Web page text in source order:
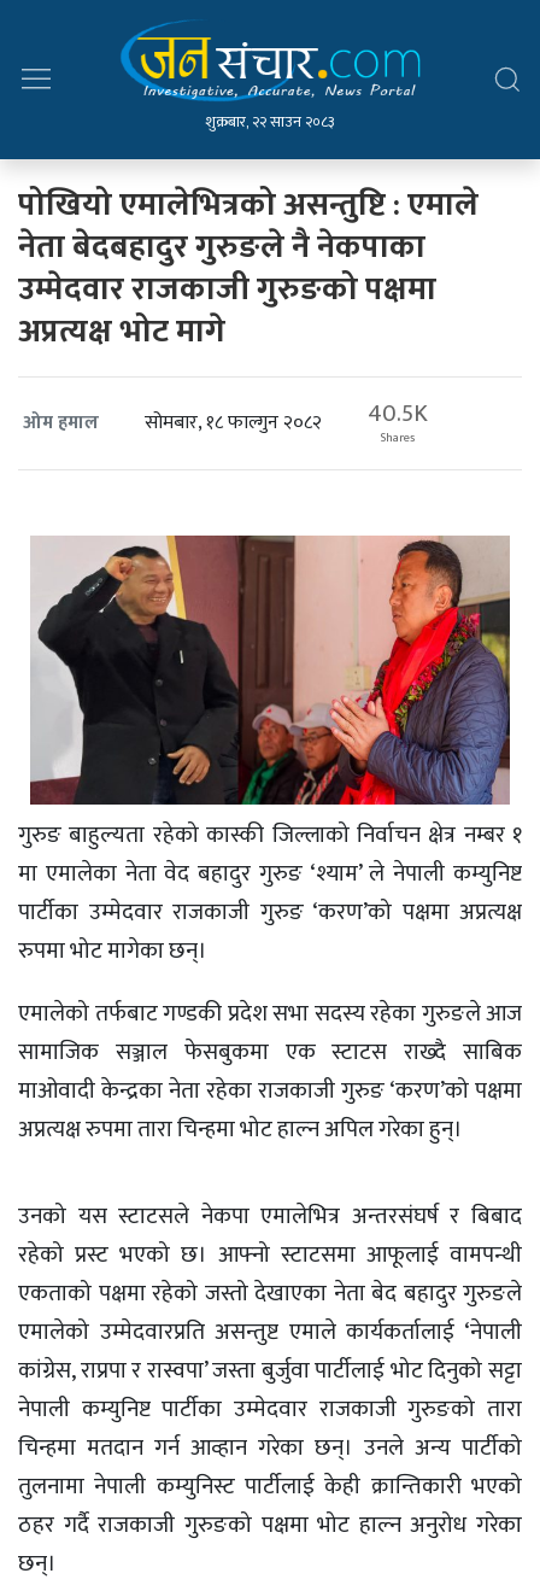
शुक्रबार, २२ साउन २०८३
पोखियो एमालेभित्रको असन्तुष्टि : एमाले
नेता बेदबहादुर गुरुङले नै नेकपाका
उम्मेदवार राजकाजी गुरुङको पक्षमा
अप्रत्यक्ष भोट मागे
ओम हमाल सोमबार, १८ फाल्गुन २०८२ 40.5K
Shares
गुरुङ बाहुल्यता रहेको कास्की जिल्लाको निर्वाचन क्षेत्र नम्बर १
मा एमालेका नेता वेद बहादुर गुरुङ ‘श्याम’ ले नेपाली कम्युनिष्ट
पार्टीका उम्मेदवार राजकाजी गुरुङ ‘करण’को पक्षमा अप्रत्यक्ष
रुपमा भोट मागेका छन्।
एमालेको तर्फबाट गण्डकी प्रदेश सभा सदस्य रहेका गुरुङले आज
सामाजिक सञ्जाल फेसबुकमा एक स्टाटस राख्दै साबिक
माओवादी केन्द्रका नेता रहेका राजकाजी गुरुङ ‘करण’को पक्षमा
अप्रत्यक्ष रुपमा तारा चिन्हमा भोट हाल्न अपिल गरेका हुन्।
उनको यस स्टाटसले नेकपा एमालेभित्र अन्तरसंघर्ष र बिबाद
रहेको प्रस्ट भएको छ। आफ्नो स्टाटसमा आफूलाई वामपन्थी
एकताको पक्षमा रहेको जस्तो देखाएका नेता बेद बहादुर गुरुङले
एमालेको उम्मेदवारप्रति असन्तुष्ट एमाले कार्यकर्तालाई ‘नेपाली
कांग्रेस, राप्रपा र रास्वपा’ जस्ता बुर्जुवा पार्टीलाई भोट दिनुको सट्टा
नेपाली कम्युनिष्ट पार्टीका उम्मेदवार राजकाजी गुरुङको तारा
चिन्हमा मतदान गर्न आव्हान गरेका छन्। उनले अन्य पार्टीको
तुलनामा नेपाली कम्युनिस्ट पार्टीलाई केही क्रान्तिकारी भएको
ठहर गर्दै राजकाजी गुरुङको पक्षमा भोट हाल्न अनुरोध गरेका
छन्।